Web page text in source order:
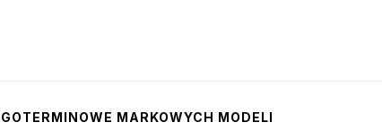
MARKOWYCH MODELI